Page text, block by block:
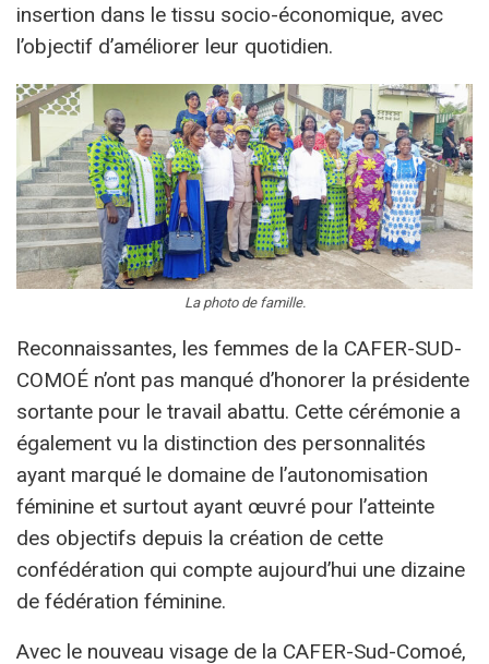
insertion dans le tissu socio-économique, avec
l’objectif d’améliorer leur quotidien.
La photo de famille.
Reconnaissantes, les femmes de la CAFER-SUD-
COMOÉ n’ont pas manqué d’honorer la présidente
sortante pour le travail abattu. Cette cérémonie a
également vu la distinction des personnalités
ayant marqué le domaine de l’autonomisation
féminine et surtout ayant œuvré pour l’atteinte
des objectifs depuis la création de cette
confédération qui compte aujourd’hui une dizaine
de fédération féminine.
Avec le nouveau visage de la CAFER-Sud-Comoé,